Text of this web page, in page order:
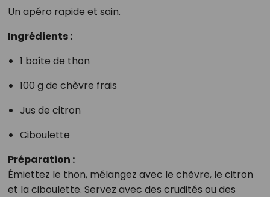
Un apéro rapide et sain.
Ingrédients :
1 boîte de thon
100 g de chèvre frais
Jus de citron
Ciboulette
Préparation :
Émiettez le thon, mélangez avec le chèvre, le citron
et la ciboulette. Servez avec des crudités ou des